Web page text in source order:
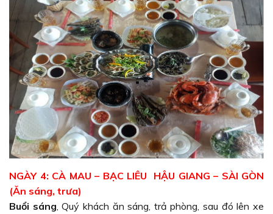
NGÀY 4: CÀ MAU – BẠC LIÊU HẬU GIANG – SÀI GÒN
(Ăn sáng, trưa)
Buổi sáng , Quý khách ăn sáng, trả phòng, sau đó lên xe